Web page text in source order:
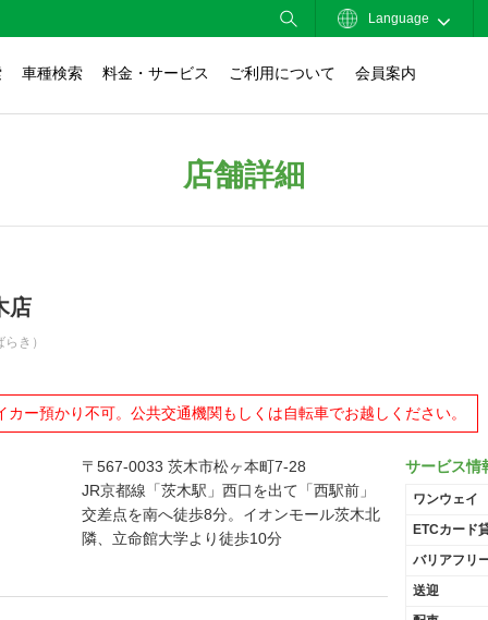
Language
車種検索 料金・サービス ご利用について 会員案内
店舗詳細
店
き）
カー預かり不可。公共交通機関もしくは自転車でお越しください。
〒567-0033 茨木市松ヶ本町7-28
JR京都線「茨木駅」西口を出て「西駅前」
交差点を南へ徒歩8分。イオンモール茨木北
隣、立命館大学より徒歩10分
サービス情
ワンウェイ
ETCカード
バリアフリ
送迎